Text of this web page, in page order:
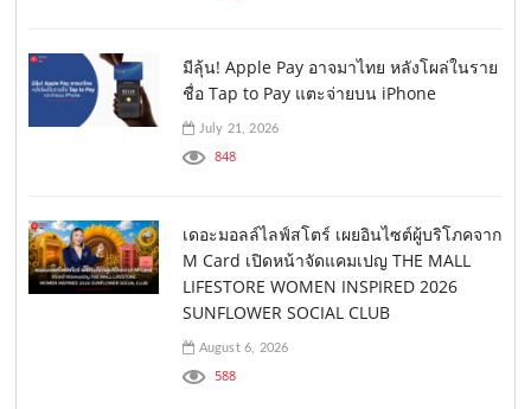
มีลุ้น! Apple Pay อาจมาไทย หลังโผล่ในราย
ชื่อ Tap to Pay แตะจ่ายบน iPhone
July 21, 2026
848
เดอะมอลล์ไลฟ์สโตร์ เผยอินไซต์ผู้บริโภคจาก
M Card เปิดหน้าจัดแคมเปญ THE MALL
LIFESTORE WOMEN INSPIRED 2026
SUNFLOWER SOCIAL CLUB
August 6, 2026
588